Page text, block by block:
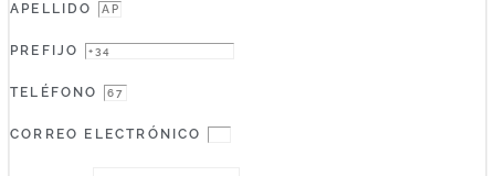
APELLIDO
PREFIJO
TELÉFONO
CORREO ELECTRÓNICO